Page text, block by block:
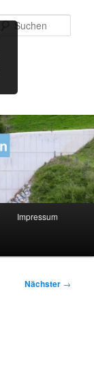
Impressum
Nächster →